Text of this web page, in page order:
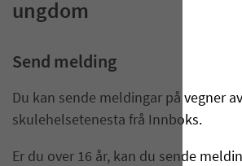
ungdom
Send melding
Du kan sende meldingar på vegner
skulehelsetenesta frå Innboks.
Er du over 16 år, kan du sende